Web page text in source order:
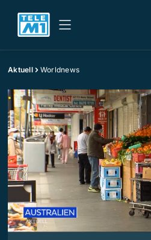
Aktuell Worldnews